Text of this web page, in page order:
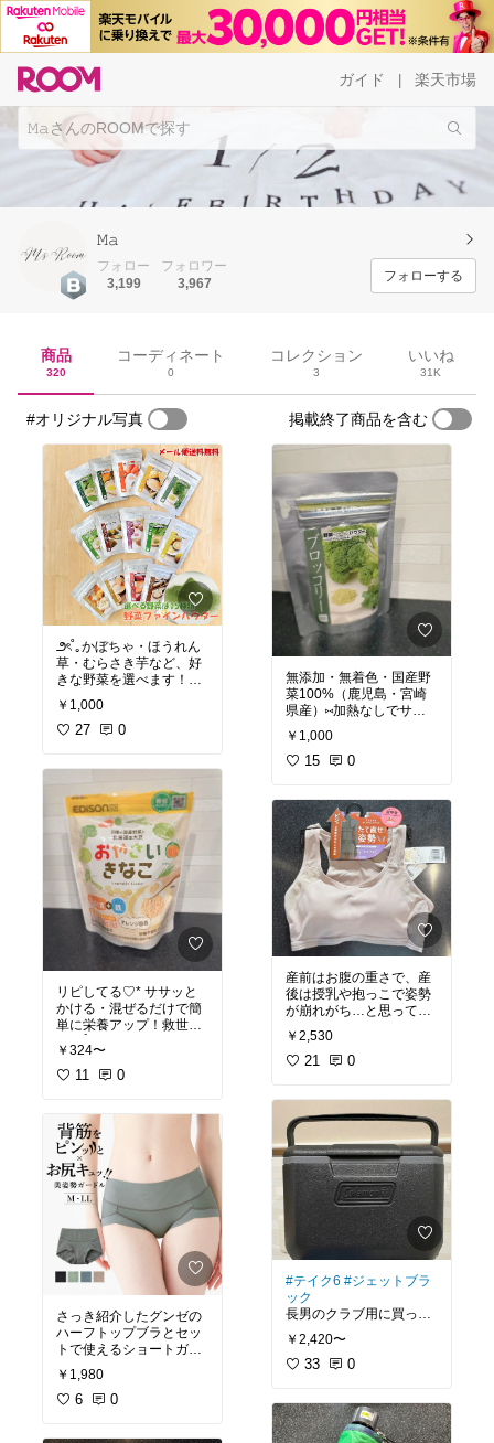
ガイド 楽天市場
𝙼𝚊
フォロー
3,199
フォロワー
3,967
フォローする
商品
320
コーディネート
0
コレクション
3
いいね
31K
#オリジナル写真 掲載終了商品を含む
⁠౨ৎ˚｡⁠かぼちゃ・ほうれん
草・むらさき芋など、好
きな野菜を選べます！国
産野菜100%・無添加・
アレルゲンフリーで安
心！
きれいな発色でキャラ弁
やイベントごはん、お菓
子作りにも便利♪
#1000円ポッキリ
#買い
まわり #お買い物マラソ
#離乳食 #ベビーフー
ド #野菜パウダー #無添
#キャラ弁 #育児便利
#ママの味方
#お
#我が家のお
￥1,000
27 0
リピしてる♡* ササッと
かける・混ぜるだけで簡
単に栄養アップ！救世
主⁠౨ৎ˚｡⁠
常備しておくと本当に便
#オリジナル写真
#お買い
物メモ
#離乳食 #ベビーフード
#
エジソンママ
#おやさい
きなこ #鉄分補給
ぱく質 #育児便利グッズ
#ワンオペ育児 #おやつの
時間
#ママの味方
￥324〜
11 0
さっき紹介したグンゼの
ハーフトップブラとセッ
トで使えるショートガー
ドルもあるよ♡*
今はまだ骨盤ベルトを使
￥1,980
6 0
無添加・無着色・国産野
菜100%（鹿児島・宮崎
県産）⁠⑅⁠加熱なしでサッ
と混ぜるだけ♡*
さっき投稿した、たんぱ
と、ビタミンCの相乗効
果で栄養吸収率アップに
もなるよ♪
#オリジナル写真
#お買い
物メモ
#離乳食
#ベビーフード #
ブロッコリー #野菜パウ
ダー #無添加 #国産野菜 #
ワンオペ育児 #離乳食準
備 #ママの味方 #時短家
事
￥1,000
15 0
産前はお腹の重さで、産
後は授乳や抱っこで姿勢
が崩れがち…と思って買
ってみました☺︎！
姿勢が矯正されてるかは
ると「よし、意識して姿
勢を良くしよう！」と思
えるスイッチになります
🌷
※授乳中の使用は圧迫に
なっちゃうのでNGか
な！！卒乳後の姿勢ケア
や、体型戻しにオススメ
します✨授乳中だけど、
試してみたら胸ぱんぱん
で泣いた。笑
#オリジナル写真
#着心地重視 #楽してキレ
イ #吸汗速乾
￥2,530
21 0
#テイク6 #ジェットブラ
ック
長男のクラブ用に買った
かな！スポーツしてる子
は大きいのが良いかも
か冷たいお菓子とかいれ
るのにとっても役立って
￥2,420〜
33 0